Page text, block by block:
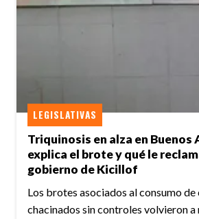
Triquinosis en alza en Buenos
explica el brote y qué le
gobierno de Kicillof
LEGISLATIVAS
Los brotes asociados al consumo de
chacinados sin controles volvieron